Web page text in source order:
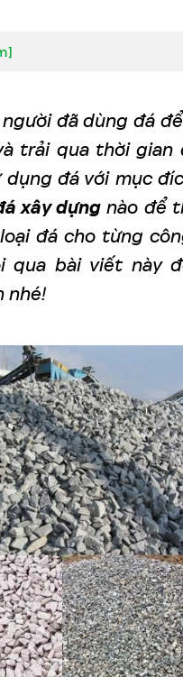
]
đã dùng đá
trải qua thời gian
đá với mục
xây dựngnào để
đá cho từng
qua bài viết này
nhé!